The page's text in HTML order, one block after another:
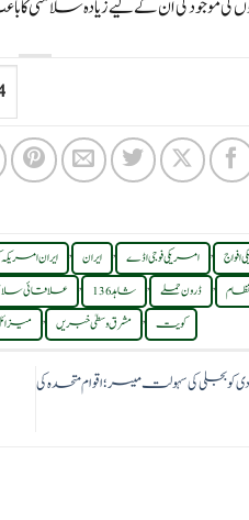
موجودگی ان کے لیے زیادہ سلامتی کا
, امریکی فوجی اڈے , ایران , ایران
, ڈرون حملے , شاہد 136 , علاقائی
کویت , مشرق وسطیٰ خبریں ,
صرف 33 فیصد آبادی کو بجلی کی سہولت میسر؛ اقوام متحدہ کی